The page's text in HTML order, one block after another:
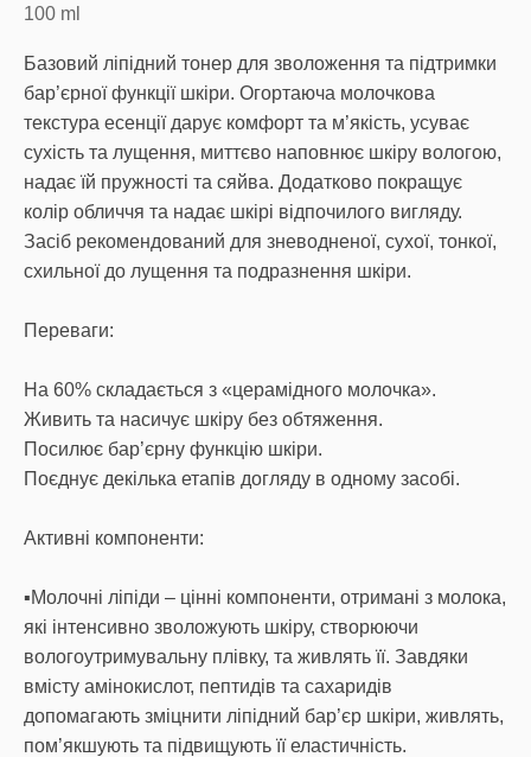
100 ml
Базовий ліпідний тонер для зволоження та підтримки
бар’єрної функції шкіри. Огортаюча молочкова
текстура есенції дарує комфорт та м’якість, усуває
сухість та лущення, миттєво наповнює шкіру вологою,
надає їй пружності та сяйва. Додатково покращує
колір обличчя та надає шкірі відпочилого вигляду.
Засіб рекомендований для зневодненої, сухої, тонкої,
схильної до лущення та подразнення шкіри.
Переваги:
На 60% складається з «церамідного молочка».
Живить та насичує шкіру без обтяження.
Посилює бар’єрну функцію шкіри.
Поєднує декілька етапів догляду в одному засобі.
Активні компоненти:
▪️Молочні ліпіди – цінні компоненти, отримані з молока,
які інтенсивно зволожують шкіру, створюючи
вологоутримувальну плівку, та живлять її. Завдяки
вмісту амінокислот, пептидів та сахаридів
допомагають зміцнити ліпідний бар’єр шкіри, живлять,
пом’якшують та підвищують її еластичність.